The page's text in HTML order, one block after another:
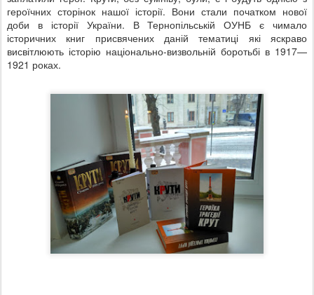
героїчних сторінок нашої історії. Вони стали початком нової
доби в історії України. В Тернопільській ОУНБ є чимало
історичних книг присвячених даній тематиці які яскраво
висвітлюють історію національно-визвольній боротьбі в 1917—
1921 роках.